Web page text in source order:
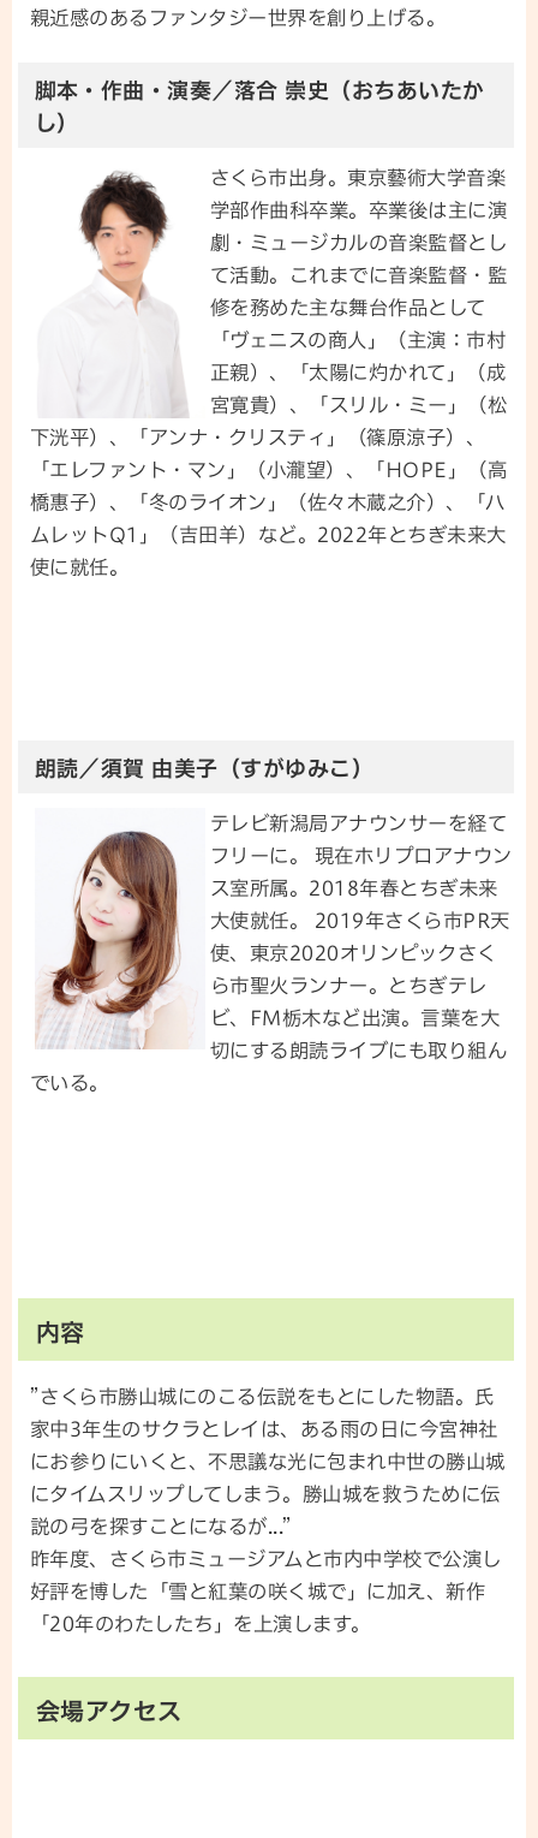
親近感のあるファンタジー世界を創り上げる。
脚本・作曲・演奏／落合 崇史（おちあいたか
し）
さくら市出身。東京藝術大学音楽
学部作曲科卒業。卒業後は主に演
劇・ミュージカルの音楽監督とし
て活動。これまでに音楽監督・監
修を務めた主な舞台作品として
「ヴェニスの商人」（主演：市村
正親）、「太陽に灼かれて」（成
宮寛貴）、「スリル・ミー」（松
下洸平）、「アンナ・クリスティ」（篠原涼子）、
「エレファント・マン」（小瀧望）、「HOPE」（高
橋惠子）、「冬のライオン」（佐々木蔵之介）、「ハ
ムレットQ1」（吉田羊）など。2022年とちぎ未来大
使に就任。
朗読／須賀 由美子（すがゆみこ）
テレビ新潟局アナウンサーを経て
フリーに。 現在ホリプロアナウン
ス室所属。2018年春とちぎ未来
大使就任。 2019年さくら市PR天
使、東京2020オリンピックさく
ら市聖火ランナー。とちぎテレ
ビ、FM栃木など出演。言葉を大
切にする朗読ライブにも取り組ん
でいる。
内容
”さくら市勝山城にのこる伝説をもとにした物語。氏
家中3年生のサクラとレイは、ある雨の日に今宮神社
にお参りにいくと、不思議な光に包まれ中世の勝山城
にタイムスリップしてしまう。勝山城を救うために伝
説の弓を探すことになるが...”
昨年度、さくら市ミュージアムと市内中学校で公演し
好評を博した「雪と紅葉の咲く城で」に加え、新作
「20年のわたしたち」を上演します。
会場アクセス